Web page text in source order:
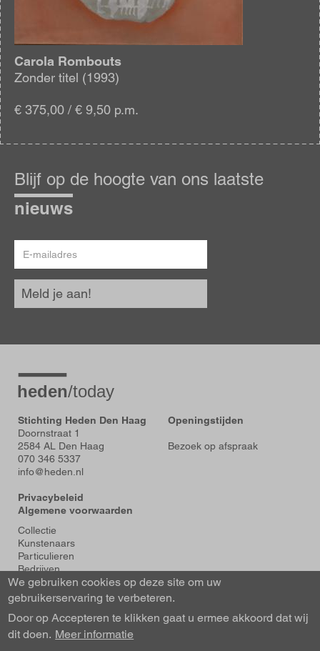
Carola Rombouts
Zonder titel (1993)
€ 375,00 / € 9,50 p.m.
op
de
hoogte
Blijf op de hoogte van ons laatste
nieuws
mailadres
Meld je aan!
Stichting Heden Den Haag
Doornstraat 1
2584 AL Den Haag
070 346 5337
info@heden.nl
Privacybeleid
Algemene voorwaarden
Openingstijden
Bezoek op afspraak
Voet
Collectie
Kunstenaars
Particulieren
Bedrijven
Tentoonstellingen
Actueel
About us
Contact
We gebruiken cookies op deze site om uw
gebruikerservaring te verbeteren.
Door op Accepteren te klikken gaat u ermee akkoord dat wij
dit doen. Meer informatie